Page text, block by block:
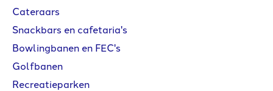
Cateraars
Snackbars en cafetaria's
Bowlingbanen en FEC's
Golfbanen
Recreatieparken